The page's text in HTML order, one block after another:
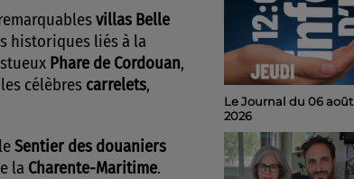
villas Belle
historiques liés à la
Phare de Cordouan,
célèbres carrelets,
Sentier des douaniers
la Charente-Maritime.
Puy-du-Lac", 19ème
édition.
Le Journal du 06 août
2026